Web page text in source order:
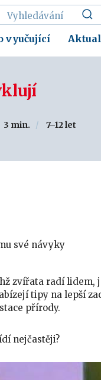
vyučující
3 min. 7–12 let
své návyky
zvířata radí lidem,
tipy na lepší
přírody.
nejčastěji?